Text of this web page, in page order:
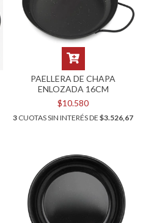
PAELLERA DE CHAPA
ENLOZADA 16CM
$10.580
3 CUOTAS SIN INTERÉS DE $3.526,67